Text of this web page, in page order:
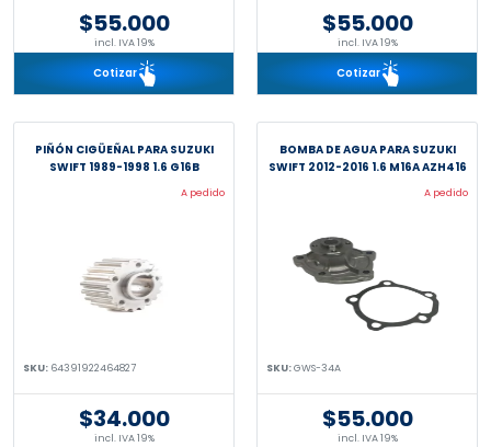
$55.000
incl. IVA 19%
Cotizar
$55.000
incl. IVA 19%
Cotizar
PIÑÓN CIGÜEÑAL PARA SUZUKI
SWIFT 1989-1998 1.6 G16B
A pedido
SKU: 64391922464827
$34.000
incl. IVA 19%
BOMBA DE AGUA PARA SUZUKI
SWIFT 2012-2016 1.6 M16A AZH416
A pedido
SKU:GWS-34A
$55.000
incl. IVA 19%